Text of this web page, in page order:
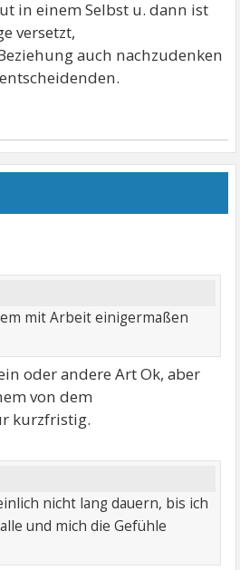
in einem Selbst u. dann ist
versetzt,
auch nachzudenken
mit Arbeit einigermaßen
oder andere Art Ok, aber
von dem
kurzfristig.
nicht lang dauern, bis ich
und mich die Gefühle